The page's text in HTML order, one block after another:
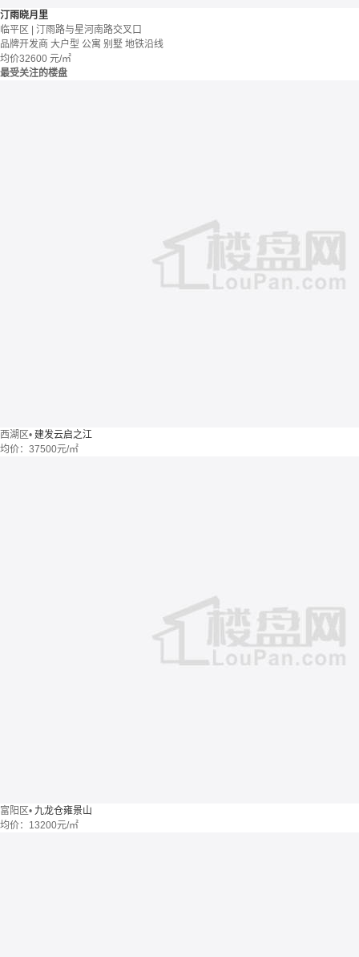
汀雨晓月里
临平区 | 汀雨路与星河南路交叉口
品牌开发商 大户型 公寓 别墅 地铁沿线
均价32600 元/㎡
最受关注的楼盘
西湖区• 建发云启之江
均价： 37500元/㎡
富阳区• 九龙仓雍景山
均价： 13200元/㎡